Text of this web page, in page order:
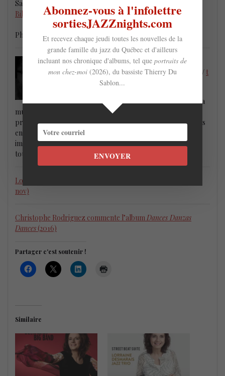
Saint-Jean-sur-Richelieu, QC J3B 5J4
Billetterie
Photo : Laurence Labat
Arnaud G. Veydarier
:arnaudgveydarier@gmail.com/Facebook / t
Arnaud G. Veydarier est guitariste, a étudié la
musicologie à l’Université de Montréal et nourrit un intérêt
prononcé pour le jazz, la musique contemporaine et les liens
entre musique et développement urbain. Il est également
impliqué au Centre de musique canadienne du QC. Pour voir
tout ses bons plans et chroniques d’albums,
Lorraine Desmarais Big Band au Théâtre des Deux Rives (20
nov)
Christophe Rodriguez commente l’album Dances Danzas
Dances (2016)
Partager c'est soutenir !
Similaire
Abonnez-vous à l'infolettre
sortiesJAZZnights.com
Et recevez chaque jeudi toutes les nouvelles de la
grande famille du jazz du Québec et d'ailleurs
incluant nos chronique d'albums, tel queportraits de
mon chez-moi (2026), du bassiste Thierry Du
Sablon...
ENVOYER